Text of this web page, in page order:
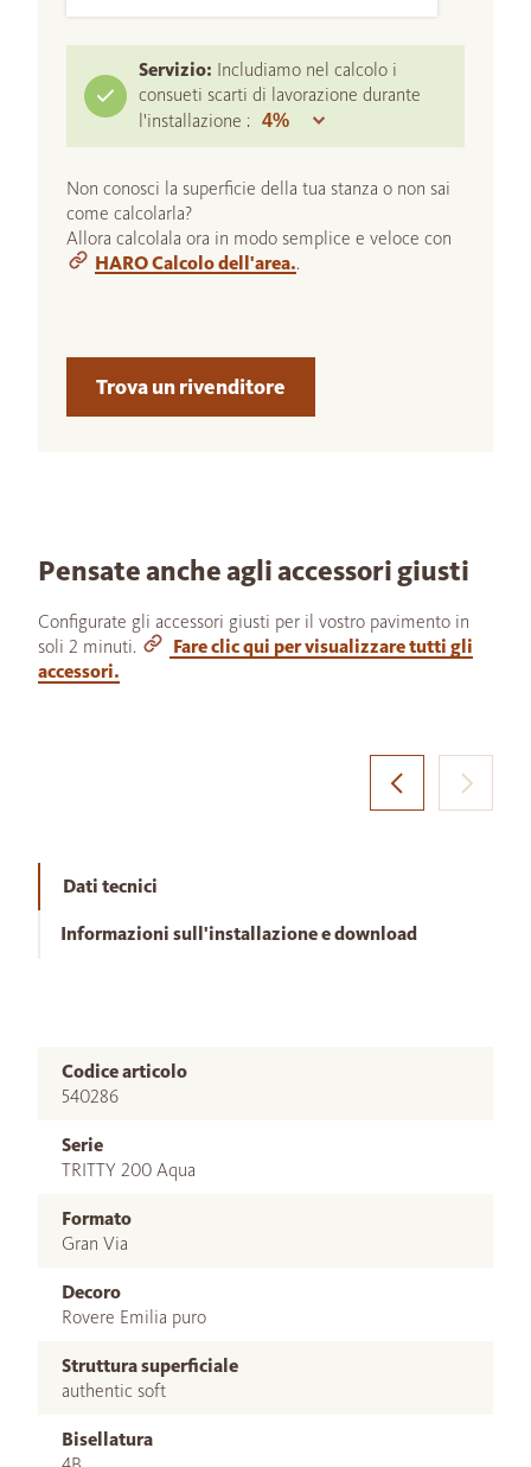
Servizio: Includiamo nel calcolo i
consueti scarti di lavorazione durante
l'installazione :
Non conosci la superficie della tua stanza o non sai
come calcolarla?
Allora calcolala ora in modo semplice e veloce con
HARO Calcolo dell'area..
Trova un rivenditore
Pensate anche agli accessori giusti
Configurate gli accessori giusti per il vostro pavimento in
soli 2 minuti.
Fare clic qui per visualizzare tutti gli
accessori.
Dati tecnici
Informazioni sull'installazione e download
Codice articolo
540286
Serie
TRITTY 200 Aqua
Formato
Gran Via
Decoro
Rovere Emilia puro
Struttura superficiale
authentic soft
Bisellatura